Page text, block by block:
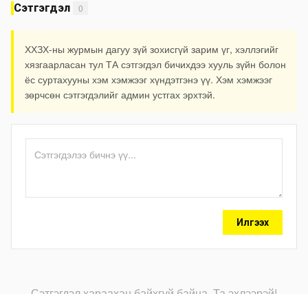
Сэтгэгдэл 0
ХХЗХ-ны журмын дагуу зүй зохисгүй зарим үг, хэллэгийг
хязгаарласан тул ТА сэтгэгдэл бичихдээ хууль зүйн болон
ёс суртахууны хэм хэмжээг хүндэтгэнэ үү. Хэм хэмжээг
зөрчсөн сэтгэгдэлийг админ устгах эрхтэй.
Илгээх